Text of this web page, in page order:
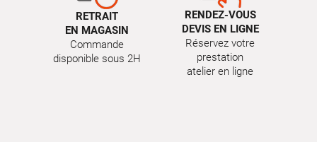
RETRAIT
EN MAGASIN
Commande
disponible sous 2H
RENDEZ-VOUS
DEVIS EN LIGNE
Réservez votre
prestation
atelier en ligne